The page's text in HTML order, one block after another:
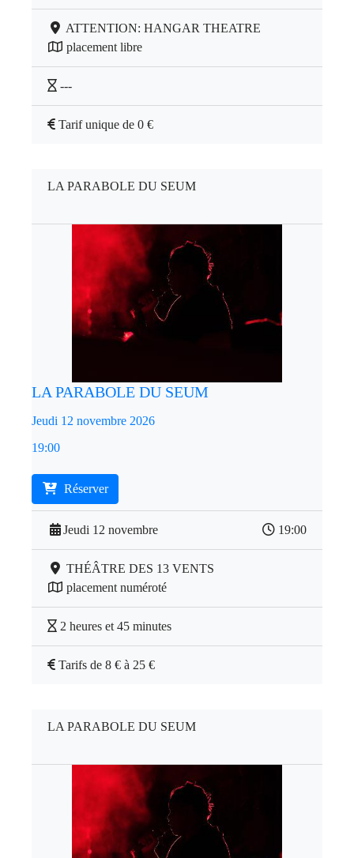
ATTENTION: HANGAR THEATRE
placement libre
---
Tarif unique de 0 €
LA PARABOLE DU SEUM
LA PARABOLE DU SEUM
Jeudi 12 novembre 2026
19:00
Réserver
Jeudi 12 novembre 19:00
THÉÂTRE DES 13 VENTS
placement numéroté
2 heures et 45 minutes
Tarifs de 8 € à 25 €
LA PARABOLE DU SEUM